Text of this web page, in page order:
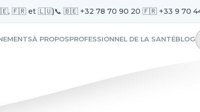
🇫🇷 et 🇱🇺)📞 🇧🇪 +32 78 70 90 20 🇫🇷 +33 9 70
À PROPOSPROFESSIONNEL DE LA SANTÉBLOG